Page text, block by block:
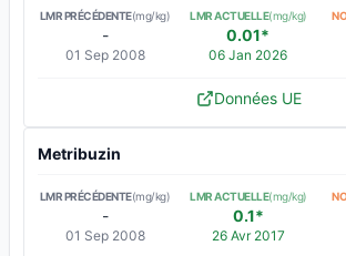
LMR PRÉCÉDENTE(mg/kg)
-
01 Sep 2008
LMR ACTUELLE(mg/kg)
0.01*
06 Jan 2026
Données UE
Metribuzin
LMR PRÉCÉDENTE(mg/kg)
-
01 Sep 2008
LMR ACTUELLE(mg/kg)
0.1*
26 Avr 2017